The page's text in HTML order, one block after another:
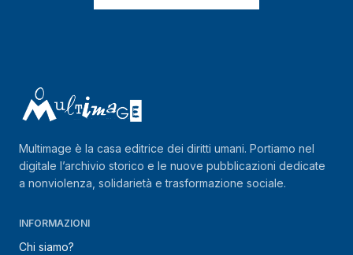
Multimage è la casa editrice dei diritti umani. Portiamo nel
digitale l’archivio storico e le nuove pubblicazioni dedicate
a nonviolenza, solidarietà e trasformazione sociale.
INFORMAZIONI
Chi siamo?